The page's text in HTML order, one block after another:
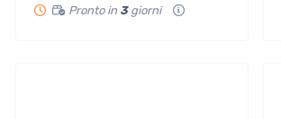
Pronto in 3giorni